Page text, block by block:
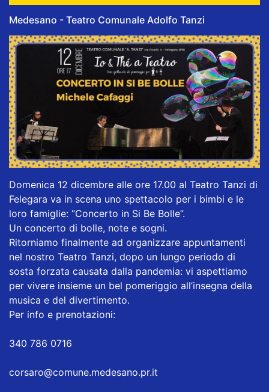
Medesano - Teatro Comunale Adolfo Tanzi
Domenica 12 dicembre alle ore 17.00 al Teatro Tanzi di
Felegara va in scena uno spettacolo per i bimbi e le
loro famiglie: “Concerto in Si Be Bolle”.
Un concerto di bolle, note e sogni.
Ritorniamo finalmente ad organizzare appuntamenti
nel nostro Teatro Tanzi, dopo un lungo periodo di
sosta forzata causata dalla pandemia: vi aspettiamo
per vivere insieme un bel pomeriggio all’insegna della
musica e del divertimento.
Per info e prenotazioni:
340 786 0716
corsaro@comune.medesano.pr.it